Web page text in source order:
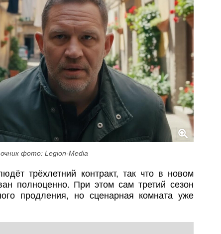
фото: Legion-Media
трёхлетний контракт, так что в новом
полноценно. При этом сам третий сезон
продления, но сценарная комната уже